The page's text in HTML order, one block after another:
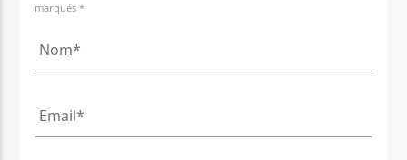
marqués *